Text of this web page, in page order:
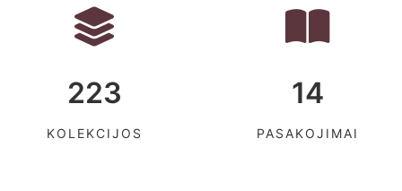
223
KOLEKCIJOS
14
PASAKOJIMAI